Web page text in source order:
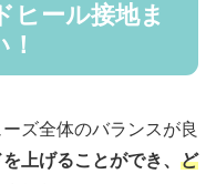
ヒール接地ま
ズ全体のバランスが良
上げることができ、 ど